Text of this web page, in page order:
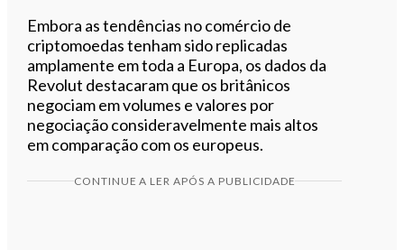
Embora as tendências no comércio de
criptomoedas tenham sido replicadas
amplamente em toda a Europa, os dados da
Revolut destacaram que os britânicos
negociam em volumes e valores por
negociação consideravelmente mais altos
em comparação com os europeus.
CONTINUE A LER APÓS A PUBLICIDADE